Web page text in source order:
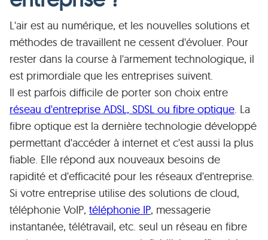
L'air est au numérique, et les nouvelles solutions et
méthodes de travaillent ne cessent d'évoluer. Pour
rester dans la course à l'armement technologique, il
est primordiale que les entreprises suivent.
Il est parfois difficile de porter son choix entre
réseau d'entreprise ADSL, SDSL ou fibre optique. La
fibre optique est la dernière technologie développé
permettant d'accéder à internet et c'est aussi la plus
fiable. Elle répond aux nouveaux besoins de
rapidité et d'efficacité pour les réseaux d'entreprise.
Si votre entreprise utilise des solutions de cloud,
téléphonie VoIP, téléphonie IP, messagerie
instantanée, télétravail, etc. seul un réseau en fibre